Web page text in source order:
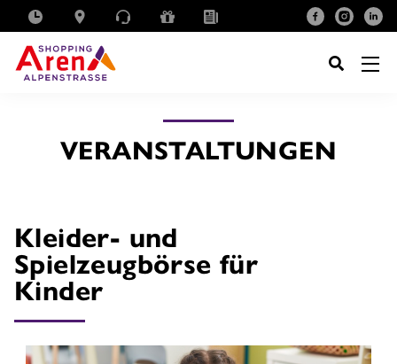
VERANSTALTUNGEN
Kleider- und
Spielzeugbörse für
Kinder